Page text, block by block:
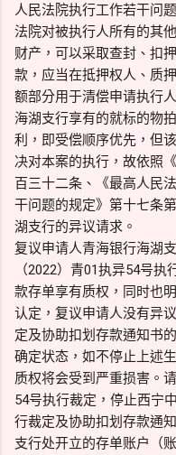
人民法院执行工作若干问
法院对被执行人所有的其
财产，可以采取查封、扣
款，应当在抵押权人、质
额部分用于清偿申请执行
海湖支行享有的就标的物
利，即受偿顺序优先，但
决对本案的执行，故依照
百三十二条、《最高人民
干问题的规定》第十七条
湖支行的异议请求。
复议申请人青海银行海湖
（2022）青01执异54号
款存单享有质权，同时也
认定，复议申请人没有异
定及协助扣划存款通知书
确定状态，如不停止上述
质权将会受到严重损害。
54号执行裁定，停止西宁
行裁定及协助扣划存款通
支行处开立的存单账户（